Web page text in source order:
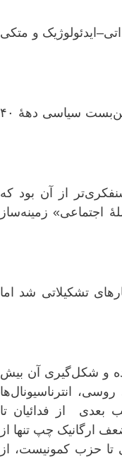
و متکی
و یا فداییان خلق نیز نه از دل جنبش‌های کارگری، بلکه از بحران‌های روشنفکری و بن‌بست سیاسی دههٔ ۴۰
از آن بود که
اجتماعی» زمینه‌ساز
موفق به ایجاد ساختارهای تشکیلاتی شد اما
و شکل‌گیری آن بیش
انترناسیونال‌ها
بعدی از فدائیان تا
ارگانیک چپ تنها از
تا حزب کمونیست، از